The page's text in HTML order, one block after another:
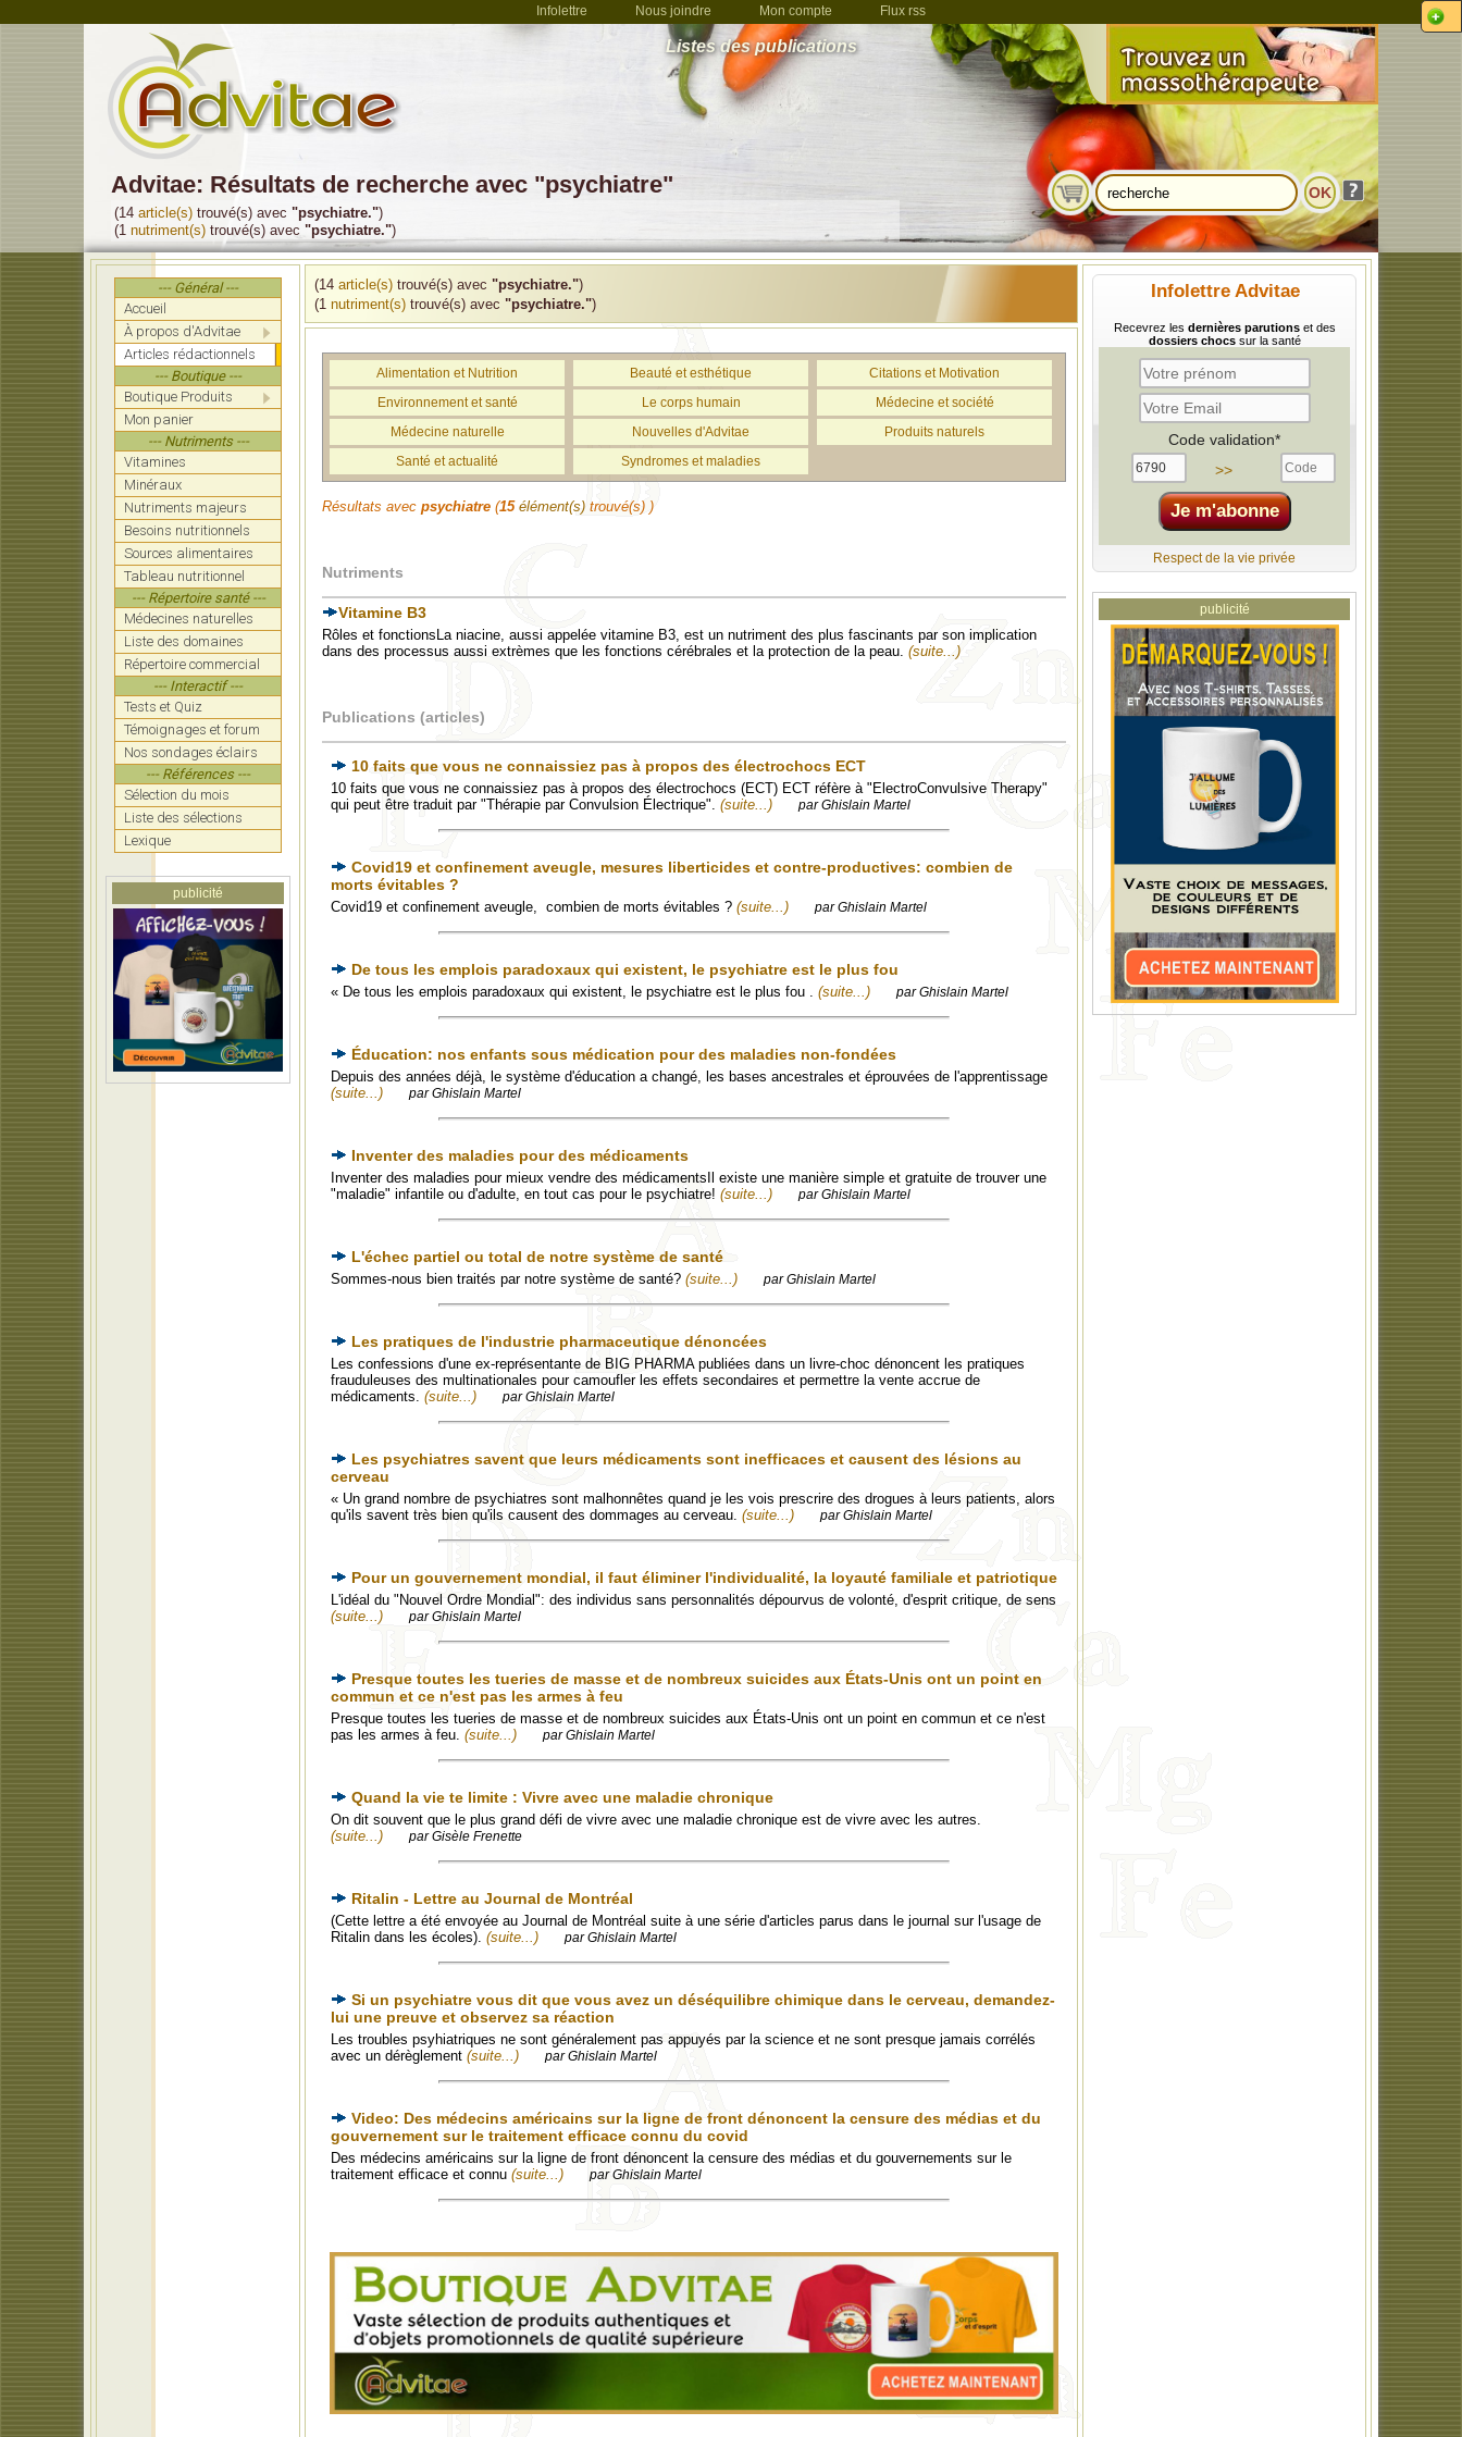
Infolettre Nous joindre Mon compte Flux rss
Listes des publications
Advitae: Résultats de recherche avec "psychiatre"
(14 article(s) trouvé(s) avec "psychiatre.")
(1 nutriment(s) trouvé(s) avec "psychiatre.")
--- Général ---
Accueil
À propos d'Advitae
Articles rédactionnels
--- Boutique ---
Boutique Produits
Mon panier
--- Nutriments ---
Vitamines
Minéraux
Nutriments majeurs
Besoins nutritionnels
Sources alimentaires
Tableau nutritionnel
--- Répertoire santé ---
Médecines naturelles
Liste des domaines
Répertoire commercial
--- Interactif ---
Tests et Quiz
Témoignages et forum
Nos sondages éclairs
--- Références ---
Sélection du mois
Liste des sélections
Lexique
publicité
(14 article(s) trouvé(s) avec "psychiatre.")
(1 nutriment(s) trouvé(s) avec "psychiatre.")
Infolettre Advitae
Recevrez les dernières parutionset des
dossiers chocssur la santé
Code validation*
>>
Respect de la vie privée
publicité
Alimentation et Nutrition Beauté et esthétique
Citations et Motivation
Environnement et santé
Le corps humain
Médecine et société
Médecine naturelle
Nouvelles d'Advitae
Produits naturels
Santé et actualité
Syndromes et maladies
Résultats avec psychiatre (15 élément(s) trouvé(s) )
Nutriments
Vitamine B3
Rôles et fonctionsLa niacine, aussi appelée vitamine B3, est un nutriment des plus fascinants par son implication
dans des processus aussi extrèmes que les fonctions cérébrales et la protection de la peau. (suite...)
Publications (articles)
10 faits que vous ne connaissiez pas à propos des électrochocs ECT
10 faits que vous ne connaissiez pas à propos des électrochocs (ECT) ECT réfère à "ElectroConvulsive Therapy"
qui peut être traduit par "Thérapie par Convulsion Électrique". (suite...) par Ghislain Martel
Covid19 et confinement aveugle, mesures liberticides et contre-productives: combien de
morts évitables ?
Covid19 et confinement aveugle, combien de morts évitables ? (suite...) par Ghislain Martel
De tous les emplois paradoxaux qui existent, le psychiatre est le plus fou
« De tous les emplois paradoxaux qui existent, le psychiatre est le plus fou . (suite...) par Ghislain Martel
Éducation: nos enfants sous médication pour des maladies non-fondées
Depuis des années déjà, le système d'éducation a changé, les bases ancestrales et éprouvées de l'apprentissage
(suite...)
par Ghislain Martel
Inventer des maladies pour des médicaments
Inventer des maladies pour mieux vendre des médicamentsIl existe une manière simple et gratuite de trouver une
"maladie" infantile ou d'adulte, en tout cas pour le psychiatre! (suite...) par Ghislain Martel
L'échec partiel ou total de notre système de santé
Sommes-nous bien traités par notre système de santé? (suite...) par Ghislain Martel
Les pratiques de l'industrie pharmaceutique dénoncées
Les confessions d'une ex-représentante de BIG PHARMA publiées dans un livre-choc dénoncent les pratiques
frauduleuses des multinationales pour camoufler les effets secondaires et permettre la vente accrue de
médicaments. (suite...) par Ghislain Martel
Les psychiatres savent que leurs médicaments sont inefficaces et causent des lésions au
cerveau
« Un grand nombre de psychiatres sont malhonnêtes quand je les vois prescrire des drogues à leurs patients, alors
qu'ils savent très bien qu'ils causent des dommages au cerveau. (suite...) par Ghislain Martel
Pour un gouvernement mondial, il faut éliminer l'individualité, la loyauté familiale et patriotique
L'idéal du "Nouvel Ordre Mondial": des individus sans personnalités dépourvus de volonté, d'esprit critique, de sens
(suite...)
par Ghislain Martel
Presque toutes les tueries de masse et de nombreux suicides aux États-Unis ont un point en
commun et ce n'est pas les armes à feu
Presque toutes les tueries de masse et de nombreux suicides aux États-Unis ont un point en commun et ce n'est
pas les armes à feu. (suite...) par Ghislain Martel
Quand la vie te limite : Vivre avec une maladie chronique
On dit souvent que le plus grand défi de vivre avec une maladie chronique est de vivre avec les autres.
(suite...)
par Gisèle Frenette
Ritalin - Lettre au Journal de Montréal
(Cette lettre a été envoyée au Journal de Montréal suite à une série d'articles parus dans le journal sur l'usage de
Ritalin dans les écoles). (suite...) par Ghislain Martel
Si un psychiatre vous dit que vous avez un déséquilibre chimique dans le cerveau, demandez-
lui une preuve et observez sa réaction
Les troubles psyhiatriques ne sont généralement pas appuyés par la science et ne sont presque jamais corrélés
avec un dérèglement (suite...) par Ghislain Martel
Video: Des médecins américains sur la ligne de front dénoncent la censure des médias et du
gouvernement sur le traitement efficace connu du covid
Des médecins américains sur la ligne de front dénoncent la censure des médias et du gouvernements sur le
traitement efficace et connu (suite...) par Ghislain Martel